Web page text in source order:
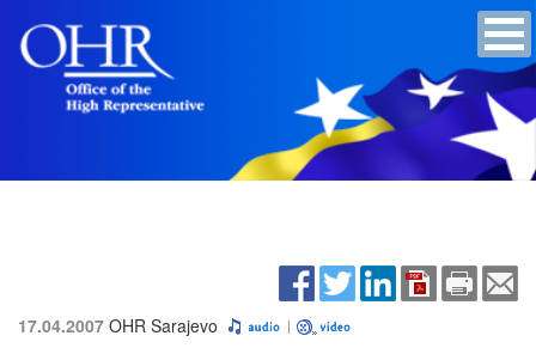
17.04.2007 OHR Sarajevo